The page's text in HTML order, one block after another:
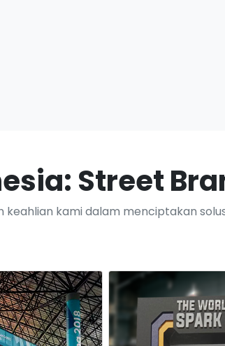
Street
kami dalam menciptakan